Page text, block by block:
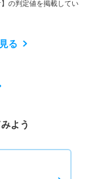
の判定値を掲載してい
る
よう